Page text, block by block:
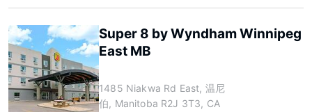
Super 8 by Wyndham Winnipeg
East MB
1485 Niakwa Rd East, 温尼
伯, Manitoba R2J 3T3, CA